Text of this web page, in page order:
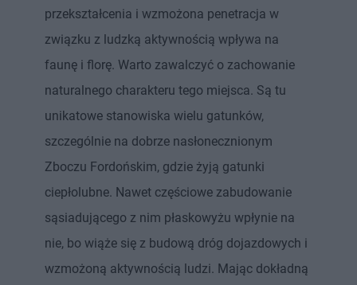
przekształcenia i wzmożona penetracja w
związku z ludzką aktywnością wpływa na
faunę i florę. Warto zawalczyć o zachowanie
naturalnego charakteru tego miejsca. Są tu
unikatowe stanowiska wielu gatunków,
szczególnie na dobrze nasłonecznionym
Zboczu Fordońskim, gdzie żyją gatunki
ciepłolubne. Nawet częściowe zabudowanie
sąsiadującego z nim płaskowyżu wpłynie na
nie, bo wiąże się z budową dróg dojazdowych i
wzmożoną aktywnością ludzi. Mając dokładną